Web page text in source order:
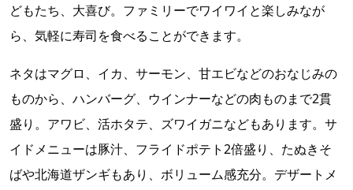
どもたち、大喜び。ファミリーでワイワイと楽しみなが
ら、気軽に寿司を食べることができます。
ネタはマグロ、イカ、サーモン、甘エビなどのおなじみの
ものから、ハンバーグ、ウインナーなどの肉ものまで2貫
盛り。アワビ、活ホタテ、ズワイガニなどもあります。サ
イドメニューは豚汁、フライドポテト2倍盛り、たぬきそ
ばや北海道ザンギもあり、ボリューム感充分。デザートメ